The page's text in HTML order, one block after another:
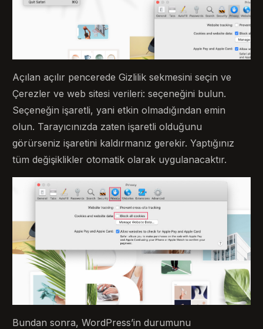
Açılan açılır pencerede Gizlilik sekmesini seçin ve
Çerezler ve web sitesi verileri: seçeneğini bulun.
Seçeneğin işaretli, yani etkin olmadığından emin
olun. Tarayıcınızda zaten işaretli olduğunu
görürseniz işaretini kaldırmanız gerekir. Yaptığınız
tüm değişiklikler otomatik olarak uygulanacaktır.
Bundan sonra, WordPress’in durumunu